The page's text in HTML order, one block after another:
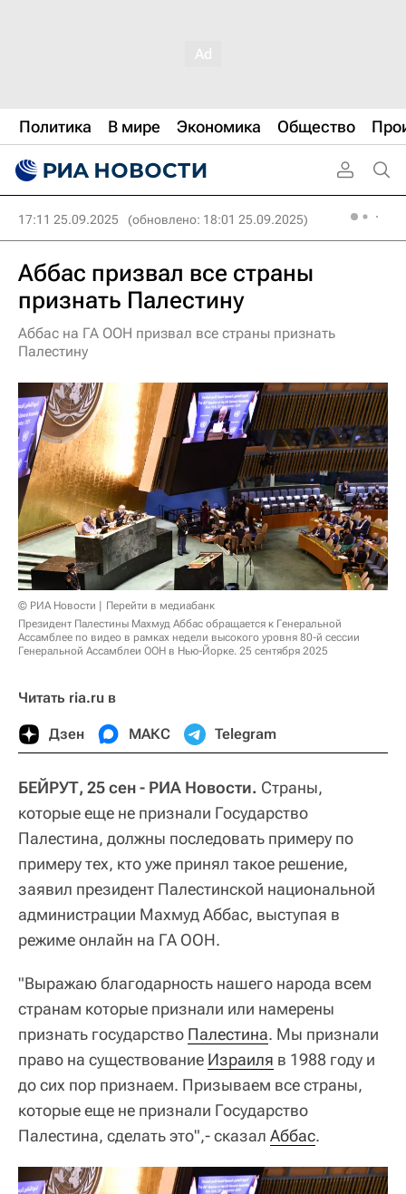
Политика В мире Экономика Общество
17:11 25.09.2025 (обновлено: 18:01 25.09.2025)
Аббас призвал все страны
признать Палестину
Аббас на ГА ООН призвал все страны признать
Палестину
© РИА Новости
Перейти в медиабанк
Президент Палестины Махмуд Аббас обращается к Генеральной
Ассамблее по видео в рамках недели высокого уровня 80-й сессии
Генеральной Ассамблеи ООН в Нью-Йорке. 25 сентября 2025
Читать ria.ru в
Дзен МАКС Telegram
БЕЙРУТ, 25 сен - РИА Новости. Страны,
которые еще не признали Государство
Палестина, должны последовать примеру по
примеру тех, кто уже принял такое решение,
заявил президент Палестинской национальной
администрации Махмуд Аббас, выступая в
режиме онлайн на ГА ООН.
"Выражаю благодарность нашего народа всем
странам которые признали или намерены
признать государство Палестина. Мы признали
право на существование Израиля в 1988 году и
до сих пор признаем. Призываем все страны,
которые еще не признали Государство
Палестина, сделать это",- сказал Аббас.